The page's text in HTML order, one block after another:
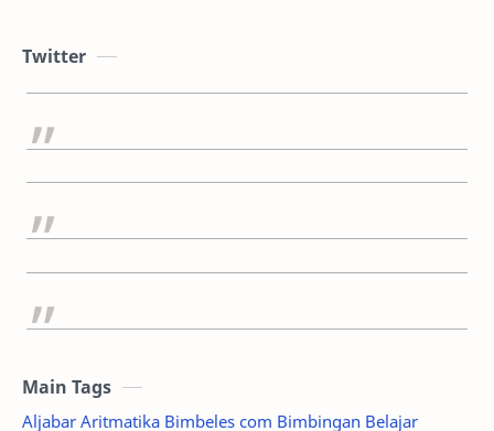
Twitter
Aljabar Aritmatika
Biologi CPNS Fisika Geometri Ilmu Pengetahuan Inspirasi